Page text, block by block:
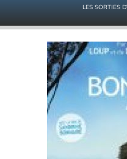
LES SORTIES